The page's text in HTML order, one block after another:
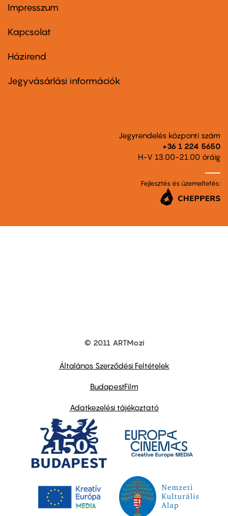
Footer
first
Impresszum
Kapcsolat
Footer
second
Házirend
Jegyvásárlási információk
Jegyrendelés központi szám
+36 1 224 5650
H-V 13.00-21.00 óráig
Fejlesztés és üzemeltetés:
© 2011 ARTMozi
Általános Szerződési Feltételek
BudapestFilm
Adatkezelési tájékoztató